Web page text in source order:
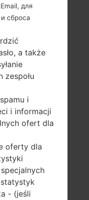
#263978
20
для
сброса
a także
zespołu
i
i informacji
ofert dla
oferty dla
- (jeśli